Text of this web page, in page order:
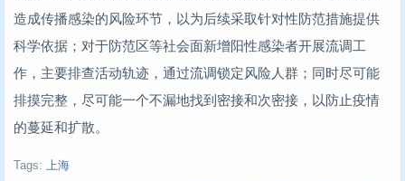
造成传播感染的风险环节，以为后续采取针对性防范措施提供
科学依据；对于防范区等社会面新增阳性感染者开展流调工
作，主要排查活动轨迹，通过流调锁定风险人群；同时尽可能
排摸完整，尽可能一个不漏地找到密接和次密接，以防止疫情
的蔓延和扩散。
Tags: 上海